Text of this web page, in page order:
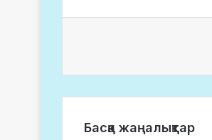
Басқа жаңалықтар